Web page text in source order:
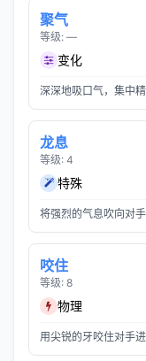
聚气
等级: —
变化
深深地吸口气，集中
龙息
等级: 4
特殊
将强烈的气息吹向对
咬住
等级: 8
物理
用尖锐的牙咬住对手